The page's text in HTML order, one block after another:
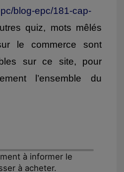
blog-epc/181-cap-
quiz, mots mêlés
le commerce sont
sur ce site, pour
l’ensemble du
à informer le
à acheter.